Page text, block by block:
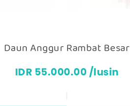
Daun Anggur Rambat Besar
IDR 55.000.00 /lusin